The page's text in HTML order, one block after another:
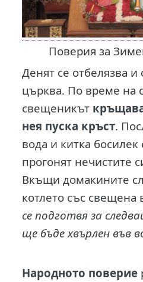
Поверия за
Денят се отбелязва и
църква. По време на
свещеникът
нея пуска кръст.
вода и китка босилек
прогонят нечистите
Вкъщи домакините
котлето със свещена
се подготвя за
ще бъде хвърлен във
Народното поверие